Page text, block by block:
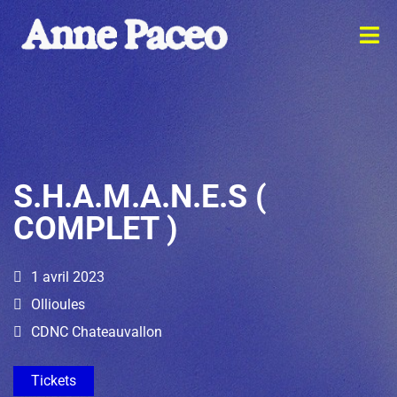
S.H.A.M.A.N.E.S (
COMPLET )
1 avril 2023
Ollioules
CDNC Chateauvallon
Tickets